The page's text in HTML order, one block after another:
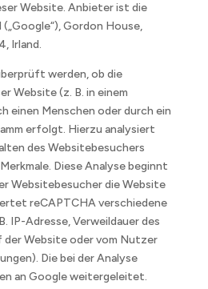
Website. Anbieter ist die
Gordon House,
Irland.
werden, ob die
Website (z. B. in einem
einen Menschen oder durch ein
erfolgt. Hierzu analysiert
des Websitebesuchers
Diese Analyse beginnt
Websitebesucher die Website
reCAPTCHA verschiedene
IP-Adresse, Verweildauer des
der Website oder vom Nutzer
Die bei der Analyse
an Google weitergeleitet.